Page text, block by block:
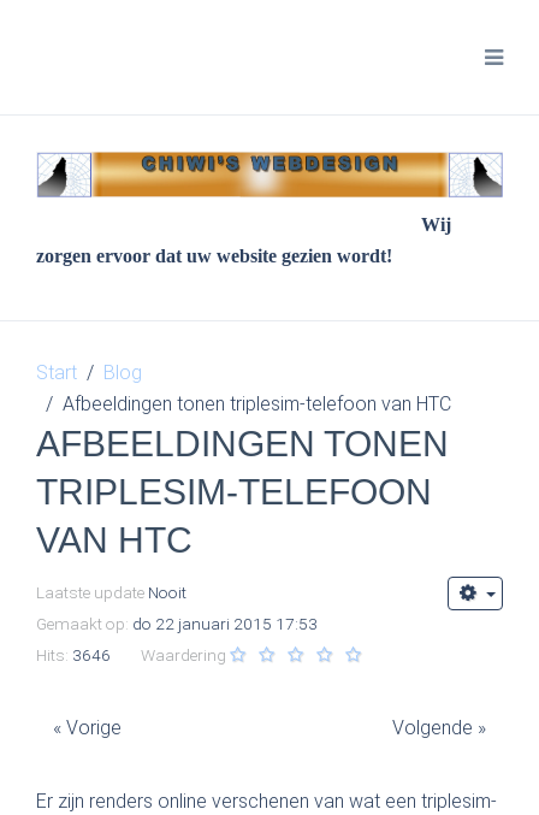
Wij
zorgen ervoor dat uw website gezien wordt!
Start
Blog
Afbeeldingen tonen triplesim-telefoon van HTC
AFBEELDINGEN TONEN
TRIPLESIM-TELEFOON
VAN HTC
Laatste update Nooit
Gemaakt op: do 22 januari 2015 17:53
Hits: 3646 Waardering
« Vorige Volgende »
Er zijn renders online verschenen van wat een triplesim-